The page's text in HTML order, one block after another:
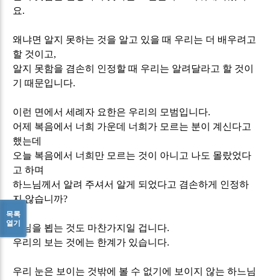
요.
왜냐면 알지 못하는 것을 알고 있을 때 우리는 더 배우려고
할 것이고,
알지 못함을 겸손히 인정할 때 우리는 알려달라고 할 것이
기 때문입니다.
이런 면에서 세례자 요한은 우리의 모범입니다.
어제 복음에서 너희 가운데 너희가 모르는 분이 계신다고
했는데
오늘 복음에서 너희만 모르는 것이 아니고 나도 몰랐었다
고 하며
하느님께서 알려 주셔서 알게 되었다고 겸손하게 인정하
지 않습니까?
주님을 뵙는 것도 마찬가지일 겁니다.
우리의 보는 것에는 한계가 있습니다.
우리 눈은 보이는 것밖에 볼 수 없기에 보이지 않는 하느님
목록
열기